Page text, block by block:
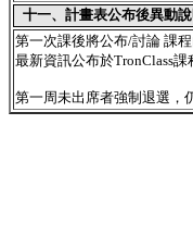
十一、 計畫表公布後異動
第一次課後將公布/討論 課
最新資訊公布於TronClass課
第一周未出席者強制退選，